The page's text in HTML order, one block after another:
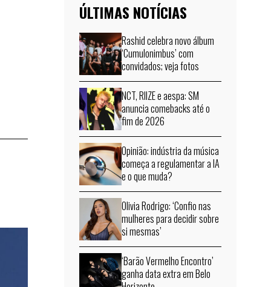
ÚLTIMAS NOTÍCIAS
Rashid celebra novo álbum
‘Cumulonimbus’ com
convidados; veja fotos
NCT, RIIZE e aespa: SM
anuncia comebacks até o
fim de 2026
Opinião: indústria da música
começa a regulamentar a IA
e o que muda?
Olivia Rodrigo: ‘Confio nas
mulheres para decidir sobre
si mesmas’
‘Barão Vermelho Encontro’
ganha data extra em Belo